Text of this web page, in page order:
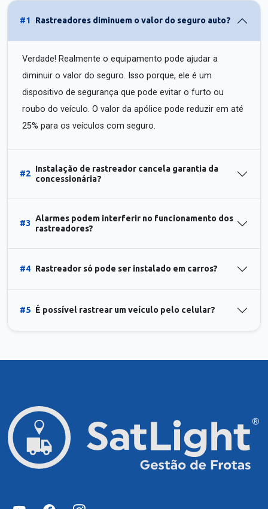
#1 Rastreadores diminuem o valor do seguro auto?
Verdade! Realmente o equipamento pode ajudar a
diminuir o valor do seguro. Isso porque, ele é um
dispositivo de segurança que pode evitar o furto ou
roubo do veículo. O valor da apólice pode reduzir em até
25% para os veículos com seguro.
#2
Instalação de rastreador cancela garantia da
concessionária?
#3
Alarmes podem interferir no funcionamento dos
rastreadores?
#4 Rastreador só pode ser instalado em carros?
#5 É possível rastrear um veículo pelo celular?